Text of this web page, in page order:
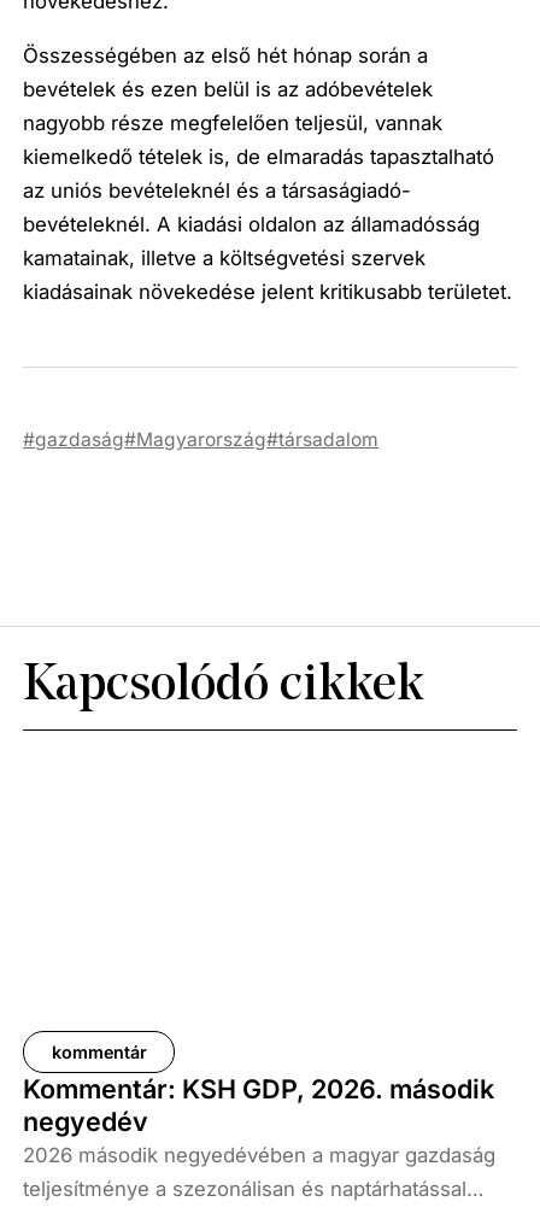
Összességében az első hét hónap során a
bevételek és ezen belül is az adóbevételek
nagyobb része megfelelően teljesül, vannak
kiemelkedő tételek is, de elmaradás tapasztalható
az uniós bevételeknél és a társaságiadó-
bevételeknél. A kiadási oldalon az államadósság
kamatainak, illetve a költségvetési szervek
kiadásainak növekedése jelent kritikusabb területet.
gazdaság Magyarország társadalom
Kapcsolódó cikkek
kommentár
Kommentár: KSH GDP, 2026. második
negyedév
2026 második negyedévében a magyar gazdaság
teljesítménye a szezonálisan és naptárhatással